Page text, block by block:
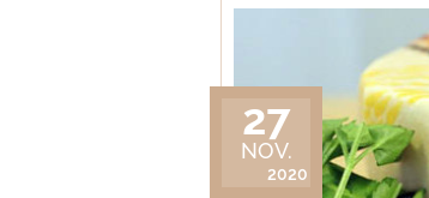
27
NOV.
2020